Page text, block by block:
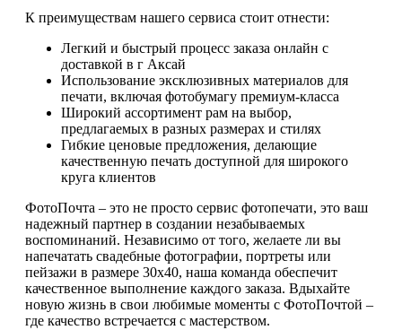
К преимуществам нашего сервиса стоит отнести:
Легкий и быстрый процесс заказа онлайн с
доставкой в г Аксай
Использование эксклюзивных материалов для
печати, включая фотобумагу премиум-класса
Широкий ассортимент рам на выбор,
предлагаемых в разных размерах и стилях
Гибкие ценовые предложения, делающие
качественную печать доступной для широкого
круга клиентов
ФотоПочта – это не просто сервис фотопечати, это ваш
надежный партнер в создании незабываемых
воспоминаний. Независимо от того, желаете ли вы
напечатать свадебные фотографии, портреты или
пейзажи в размере 30х40, наша команда обеспечит
качественное выполнение каждого заказа. Вдыхайте
новую жизнь в свои любимые моменты с ФотоПочтой –
где качество встречается с мастерством.